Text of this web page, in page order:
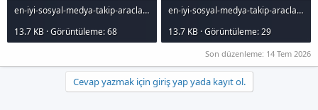
en-iyi-sosyal-medya-takip-araclar-dijital-pazarlamaclar-icin-kapsaml-bir-rehber_1000x120.jpg
13.7 KB · Görüntüleme: 68
en-iyi-sosyal-medya-takip-araclar-dijital-pazarlamaclar-icin-kapsaml-bir-rehber_1000x120.jpg
13.7 KB · Görüntüleme: 29
Son düzenleme: 14 Tem 2026
Cevap yazmak için giriş yap yada kayıt ol.